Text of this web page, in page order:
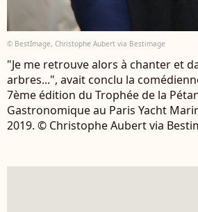
© BestImage, Christophe Aubert via Bestimage
"Je me retrouve alors à chanter et
arbres...", avait conclu la
7ème édition du Trophée de la
Gastronomique au Paris Yacht
2019. © Christophe Aubert via